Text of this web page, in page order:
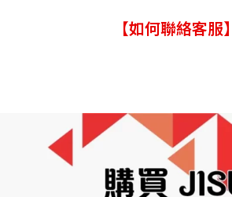
【如何聯絡客服】